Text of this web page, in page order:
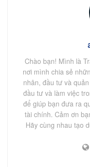
Chào bạn! Mình là
nơi mình chia sẻ
nhân, đầu tư và
đầu tư và làm việc
để giúp bạn đưa ra
tài chính. Cảm ơn
Hãy cùng nhau tạo